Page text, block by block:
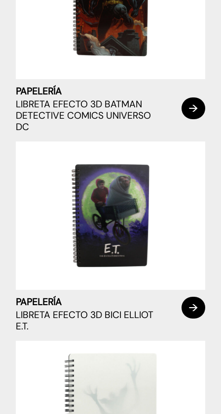
PAPELERÍA
LIBRETA EFECTO 3D BATMAN
DETECTIVE COMICS UNIVERSO
DC
PAPELERÍA
LIBRETA EFECTO 3D BICI ELLIOT
E.T.